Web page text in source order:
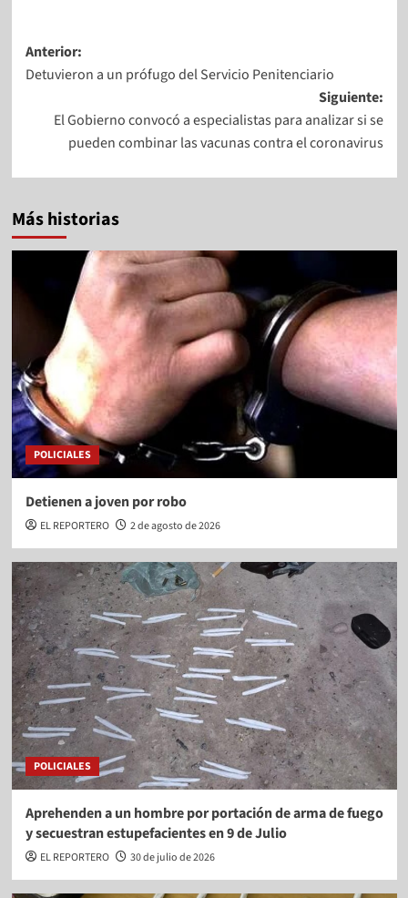
Anterior:
Detuvieron a un prófugo del Servicio Penitenciario
Siguiente:
El Gobierno convocó a especialistas para analizar si se
pueden combinar las vacunas contra el coronavirus
Más historias
POLICIALES
Detienen a joven por robo
EL REPORTERO 2 de agosto de 2026
POLICIALES
Aprehenden a un hombre por portación de arma de fuego
y secuestran estupefacientes en 9 de Julio
EL REPORTERO 30 de julio de 2026